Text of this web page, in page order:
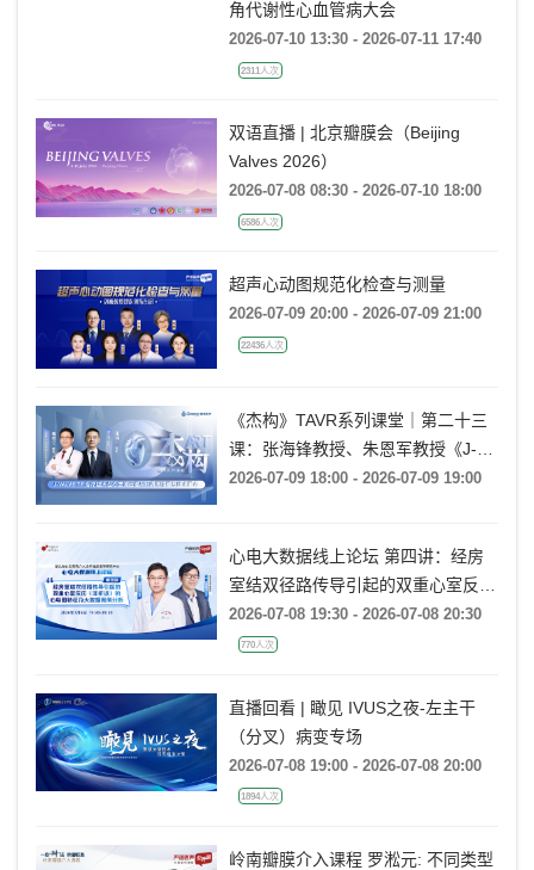
角代谢性心血管病大会
2026-07-10 13:30 - 2026-07-11 17:40
2311人次
双语直播 | 北京瓣膜会（Beijing
Valves 2026）
2026-07-08 08:30 - 2026-07-10 18:00
6586人次
超声心动图规范化检查与测量
2026-07-09 20:00 - 2026-07-09 21:00
22436人次
《杰构》TAVR系列课堂｜第二十三
课：张海锋教授、朱恩军教授《J-
VALVE TF 治疗超大左心室流出道
2026-07-09 18:00 - 2026-07-09 19:00
心电大数据线上论坛 第四讲：经房
室结双径路传导引起的双重心室反应
(非折返)的心电图特征及大数据案例
分析
2026-07-08 19:30 - 2026-07-08 20:30
770人次
直播回看 | 瞰见 IVUS之夜-左主干
（分叉）病变专场
2026-07-08 19:00 - 2026-07-08 20:00
1894人次
岭南瓣膜介入课程 罗淞元: 不同类型